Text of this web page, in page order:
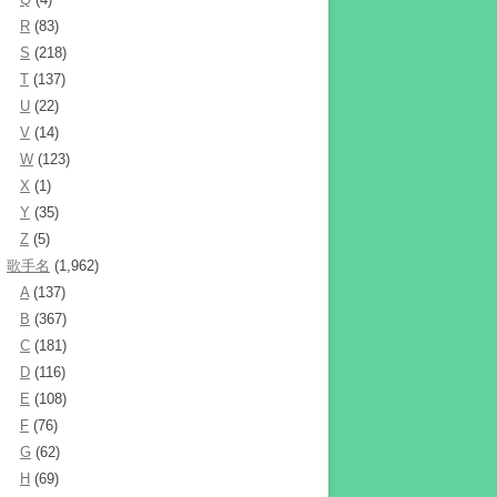
R (83)
S (218)
T (137)
U (22)
V (14)
W (123)
X (1)
Y (35)
Z (5)
歌手名 (1,962)
A(137)
B (367)
C (181)
D (116)
E (108)
F (76)
G (62)
H (69)